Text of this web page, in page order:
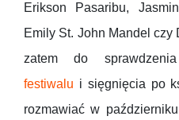
Erikson Pasaribu,
Emily St. John Mandel czy
zatem do
festiwalu i sięgnięcia po
rozmawiać w